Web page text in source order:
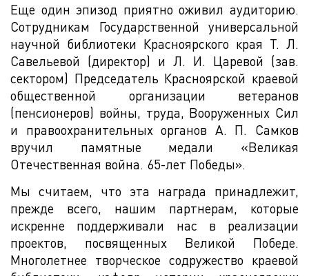
Еще один эпизод приятно оживил аудиторию.
Сотрудникам Государственной универсальной
научной библиотеки Красноярского края Т. Л.
Савельевой (директор) и Л. И. Царевой (зав.
сектором) Председатель Красноярской краевой
общественной организации ветеранов
(пенсионеров) войны, труда, Вооруженных Сил
и правоохранительных органов А. П. Самков
вручил памятные медали «Великая
Отечественная война. 65-лет Победы».
Мы считаем, что эта награда принадлежит,
прежде всего, нашим партнерам, которые
искренне поддерживали нас в реализации
проектов, посвященных Великой Победе.
Многолетнее творческое содружество краевой